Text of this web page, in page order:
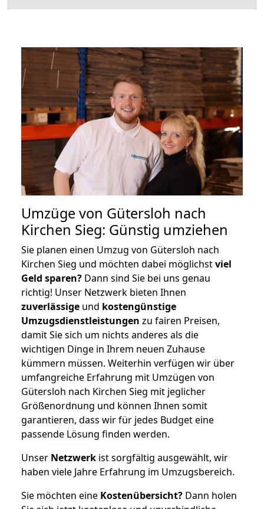
Umzüge von Gütersloh nach
Kirchen Sieg: Günstig umziehen
Sie planen einen Umzug von Gütersloh nach
Kirchen Sieg und möchten dabei möglichstviel
Geld sparen? Dann sind Sie bei uns genau
richtig! Unser Netzwerk bieten Ihnen
zuverlässige und kostengünstige
Umzugsdienstleistungen zu fairen Preisen,
damit Sie sich um nichts anderes als die
wichtigen Dinge in Ihrem neuen Zuhause
kümmern müssen. Weiterhin verfügen wir über
umfangreiche Erfahrung mit Umzügen von
Gütersloh nach Kirchen Sieg mit jeglicher
Größenordnung und können Ihnen somit
garantieren, dass wir für jedes Budget eine
passende Lösung finden werden.
Unser Netzwerk ist sorgfältig ausgewählt, wir
haben viele Jahre Erfahrung im Umzugsbereich.
Sie möchten eine Kostenübersicht? Dann holen